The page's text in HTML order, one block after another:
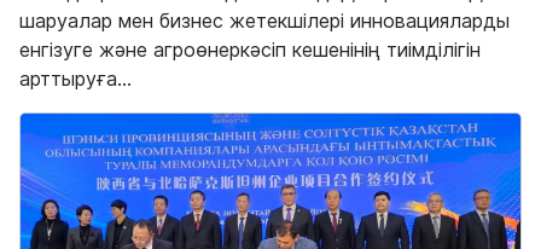
шаруалар мен бизнес жетекшілері инновацияларды
енгізуге және агроөнеркәсіп кешенінің тиімділігін
арттыруға...